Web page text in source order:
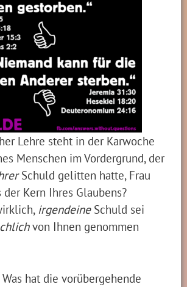
Lehre steht in der Karwoche
Menschen im Vordergrund, der
Schuld gelitten hatte, Frau
der Kern Ihres Glaubens?
irgendeineSchuld sei
von Ihnen genommen
Was hat die vorübergehende